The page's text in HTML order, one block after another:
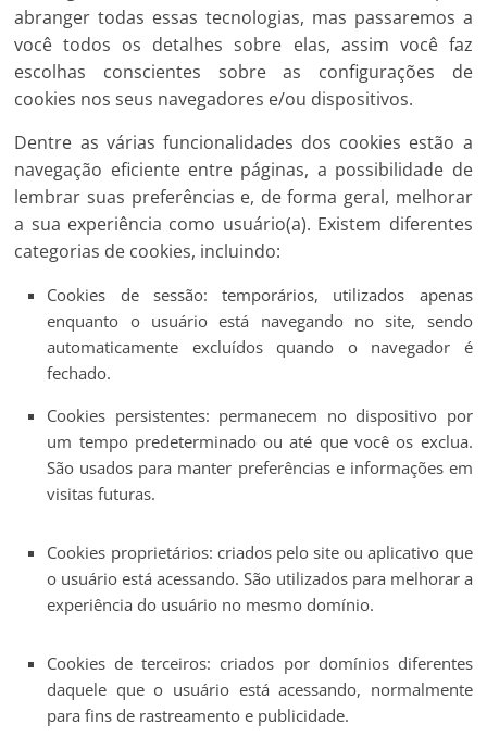
abranger todas essas tecnologias, mas passaremos a
você todos os detalhes sobre elas, assim você faz
escolhas conscientes sobre as configurações de
cookies nos seus navegadores e/ou dispositivos.
Dentre as várias funcionalidades dos cookies estão a
navegação eficiente entre páginas, a possibilidade de
lembrar suas preferências e, de forma geral, melhorar
a sua experiência como usuário(a). Existem diferentes
categorias de cookies, incluindo:
Cookies de sessão: temporários, utilizados apenas
enquanto o usuário está navegando no site, sendo
automaticamente excluídos quando o navegador é
fechado.
Cookies persistentes: permanecem no dispositivo por
um tempo predeterminado ou até que você os exclua.
São usados para manter preferências e informações em
visitas futuras.
Cookies proprietários: criados pelo site ou aplicativo que
o usuário está acessando. São utilizados para melhorar a
experiência do usuário no mesmo domínio.
Cookies de terceiros: criados por domínios diferentes
daquele que o usuário está acessando, normalmente
para fins de rastreamento e publicidade.